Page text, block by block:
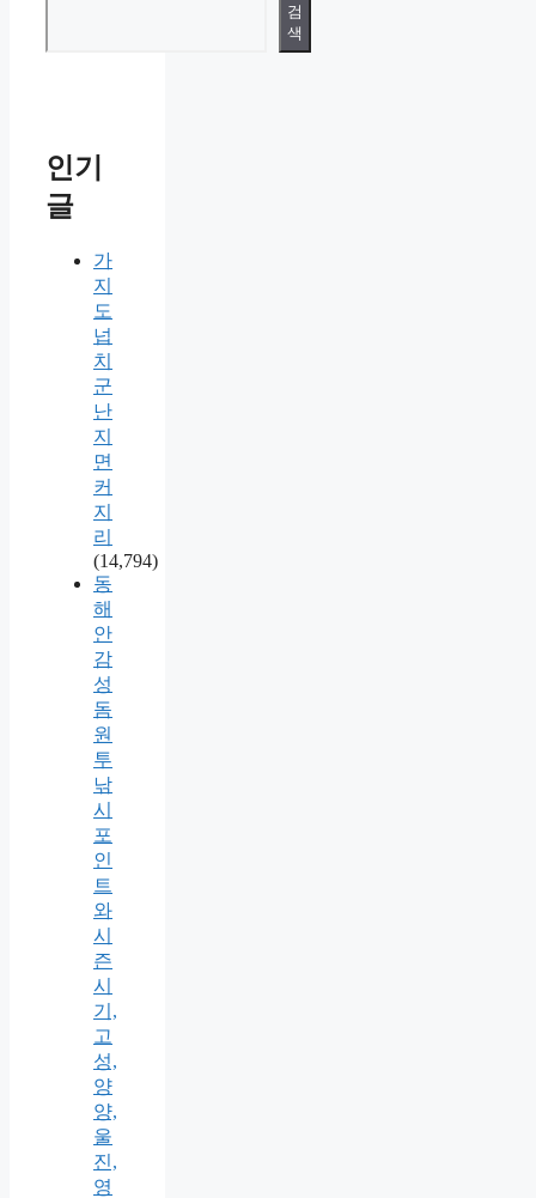
검
색
인기
글
가
지
도
넙
치
군
난
지
면
커
지
리
(14,794)
동
해
안
감
성
돔
원
투
낚
시
포
인
트
와
시
즌
시
기,
고
성,
양
양,
울
진,
영